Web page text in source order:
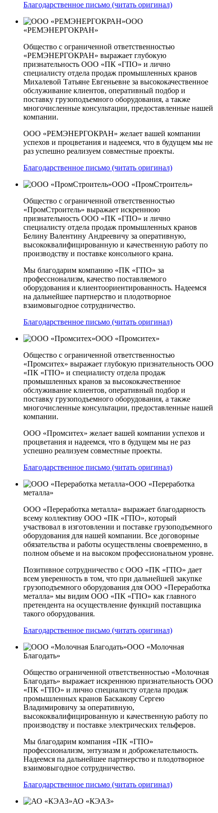
Благодарственное письмо (читать оригинал)
ООО
«РЕМЭНЕРГОКРАН»
Общество с ограниченной ответственностью
«РЕМЭНЕРГОКРАН» выражает глубокую
признательность ООО «ПК «ГПО» и лично
специалисту отдела продаж промышленных кранов
Михалевой Татьяне Евгеньевне за высококачественное
обслуживание клиентов, оперативный подбор и
поставку грузоподъемного оборудования, а также
многочисленные консультации, предоставленные нашей
компании.
ООО «РЕМЭНЕРГОКРАН» желает вашей компании
успехов и процветания и надеемся, что в будущем мы не
раз успешно реализуем совместные проекты.
Благодарственное письмо (читать оригинал)
ООО «ПромСтроитель»
Общество с ограниченной ответственностью
«ПромСтроитель» выражает искреннюю
признательность ООО «ПК «ГПО» и лично
специалисту отдела продаж промышленных кранов
Белину Валентину Андреевичу за оперативную,
высококвалифицированную и качественную работу по
производству и поставке консольного крана.
Мы благодарим компанию «ПК «ГПО» за
професснонализм, качество поставляемого
оборудования и клиентоориентированность. Надеемся
на дальнейшее партнерство и плодотворное
взаимовыгодное сотрудничество.
Благодарственное письмо (читать оригинал)
ООО «Промситех»
Общество с ограниченной ответственностью
«Промситех» выражает глубокую признательность ООО
«ПК «ГПО» и специалисту отдела продаж
промышленных кранов за высококачественное
обслуживание клиентов, оперативный подбор и
поставку грузоподъемного оборудования, а также
многочисленные консультации, предоставленные нашей
компании.
ООО «Промситех» желает вашей компании успехов и
процветания и надеемся, что в будущем мы не раз
успешно реализуем совместные проекты.
Благодарственное письмо (читать оригинал)
ООО «Переработка
металла»
ООО «Переработка металла» выражает благодарность
всему коллективу ООО «ПК «ГПО», который
участвовал в изготовлении и поставке грузоподъемного
оборудования для нашей компании. Все договорные
обязательства и работы осуществлены своевременно, в
полном объеме и на высоком профессиональном уровне.
Позитивное сотрудничество с ООО «ПК «ГПО» дает
всем уверенность в том, что при дальнейшей закупке
грузоподъемного оборудования для ООО «Переработка
металла» мы видим ООО «ПК «ГПО» как главного
претендента на осуществление функций поставщика
такого оборудования.
Благодарственное письмо (читать оригинал)
ООО «Молочная
Благодать»
Общество ограниченной ответственностью «Молочная
Благодать» выражает искреннюю признательность ООО
«ПК «ГПО» и лично специалисту отдела продаж
промышленных кранов Баскакову Сергею
Владимировичу за оперативную,
высококвалифицированную и качественную работу по
производству и поставке электрических тельферов.
Мы благодарим компания «ПК «ГПО»
профессионализм, энтузиазм и доброжелательность.
Надеемся па дальнейшее партнерство и плодотворное
взаимовыгодное сотрудничество.
Благодарственное письмо (читать оригинал)
АО «КЭАЗ»